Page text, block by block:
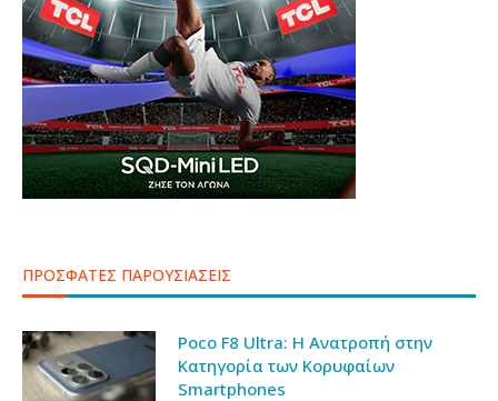
ΠΡΟΣΦΑΤΕΣ ΠΑΡΟΥΣΙΑΣΕΙΣ
Poco F8 Ultra: Η Ανατροπή στην
Κατηγορία των Κορυφαίων
Smartphones